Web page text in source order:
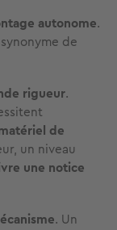
autonome.
de
rigueur.
de
un niveau
une notice
. Un